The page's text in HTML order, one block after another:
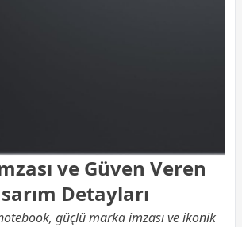
ve Güven Veren
Detayları
güçlü marka imzası ve ikonik